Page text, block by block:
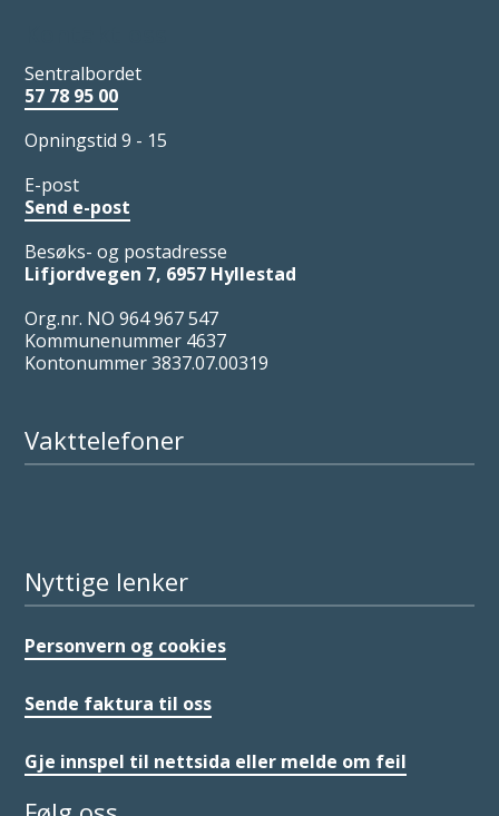
Sentralbordet
57 78 95 00
Opningstid 9 - 15
E-post
Send e-post
Besøks- og postadresse
Lifjordvegen 7, 6957 Hyllestad
Org.nr. NO 964 967 547
Kommunenummer 4637
Kontonummer 3837.07.00319
Vakttelefoner
Nyttige lenker
Personvern og cookies
Sende faktura til oss
Gje innspel til nettsida eller melde om feil